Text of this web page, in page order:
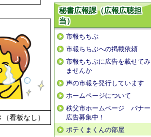
看板なし）
秘書広報課（広報広聴担
当）
市報ちちぶ
市報ちちぶへの掲載依頼
市報ちちぶに広告を載せてみ
ませんか
声の市報を発行しています
ホームページについて
秩父市ホームページ バナー
広告募集中！
ポテくまくんの部屋